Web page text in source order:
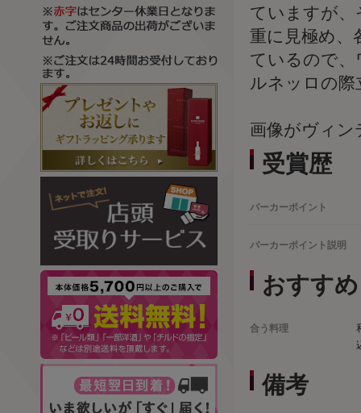
ていますが
重に見極め、
ているので
ルネッロの
画像がヴィン
受賞歴
パーカーポイント
パーカーポイント説明
おすすめ
合う料理
備考